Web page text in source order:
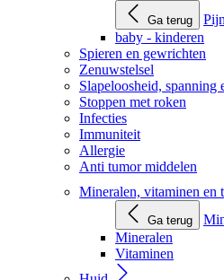
Ga terug
baby - kinderen
Spieren en gewrichten
Zenuwstelsel
Slapeloosheid, spanning
Stoppen met roken
Infecties
Immuniteit
Allergie
Anti tumor middelen
Mineralen, vitaminen en
Ga terug
Mineralen
Vitaminen